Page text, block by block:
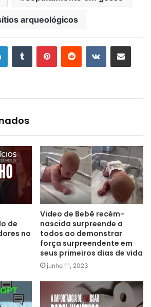
arqueológicos
de
no
Video de Bebê recém-
nascida surpreende a
todos ao demonstrar
força surpreendente em
seus primeiros dias de vida
junho 11, 2023